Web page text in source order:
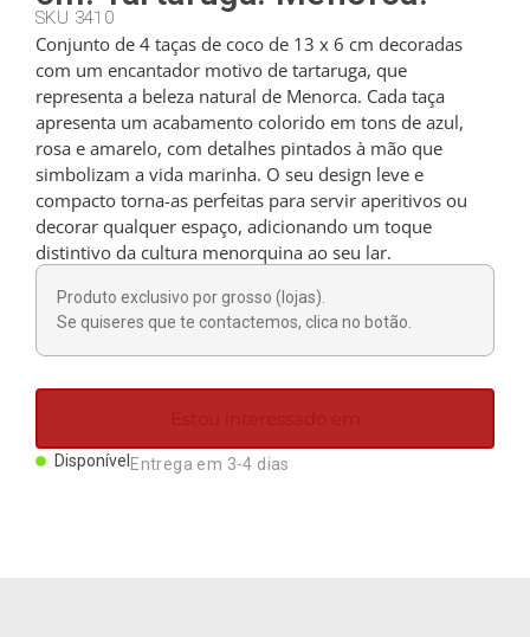
Colheres de chá
Conchas
Dedais
Figuras
Porta-chaves
SKU 3410
Conjunto de 4 taças de coco de 13 x 6 cm decoradas
com um encantador motivo de tartaruga, que
representa a beleza natural de Menorca. Cada taça
apresenta um acabamento colorido em tons de azul,
rosa e amarelo, com detalhes pintados à mão que
simbolizam a vida marinha. O seu design leve e
compacto torna-as perfeitas para servir aperitivos ou
decorar qualquer espaço, adicionando um toque
distintivo da cultura menorquina ao seu lar.
Produto exclusivo por grosso (lojas).
Se quiseres que te contactemos, clica no botão.
Estou interessado em
Disponível Entrega em 3-4 dias